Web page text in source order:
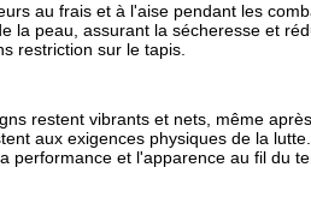
au frais et à l'aise pendant les
la peau, assurant la sécheresse et
restriction sur le tapis.
restent vibrants et nets, même
aux exigences physiques de la lutte.
performance et l'apparence au fil du